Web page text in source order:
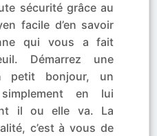
sécurité grâce au
facile d’en savoir
qui vous a fait
Démarrez une
petit bonjour, un
en lui
il ou elle va. La
c’est à vous de